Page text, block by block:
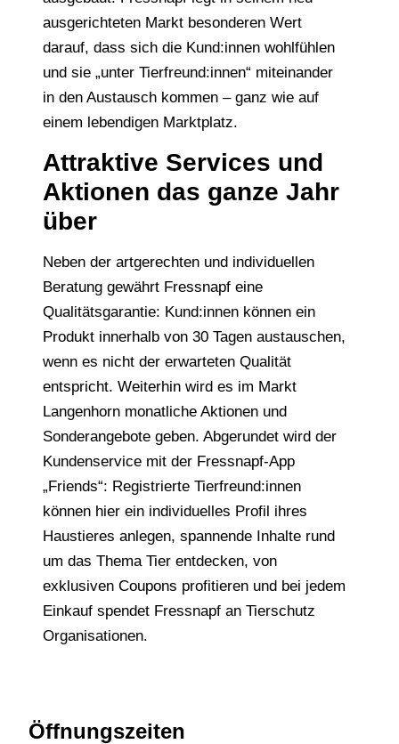
ausgerichteten Markt besonderen Wert
darauf, dass sich die Kund:innen wohlfühlen
und sie „unter Tierfreund:innen“ miteinander
in den Austausch kommen – ganz wie auf
einem lebendigen Marktplatz.
Attraktive Services und
Aktionen das ganze Jahr
über
Neben der artgerechten und individuellen
Beratung gewährt Fressnapf eine
Qualitätsgarantie: Kund:innen können ein
Produkt innerhalb von 30 Tagen austauschen,
wenn es nicht der erwarteten Qualität
entspricht. Weiterhin wird es im Markt
Langenhorn monatliche Aktionen und
Sonderangebote geben. Abgerundet wird der
Kundenservice mit der Fressnapf-App
„Friends“: Registrierte Tierfreund:innen
können hier ein individuelles Profil ihres
Haustieres anlegen, spannende Inhalte rund
um das Thema Tier entdecken, von
exklusiven Coupons profitieren und bei jedem
Einkauf spendet Fressnapf an Tierschutz
Organisationen.
Öffnungszeiten